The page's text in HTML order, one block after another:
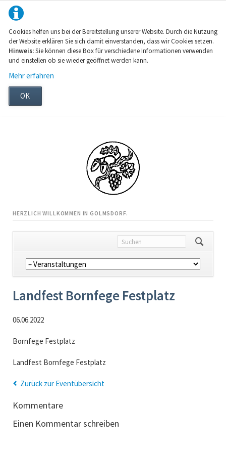
Cookies helfen uns bei der Bereitstellung unserer Website. Durch die Nutzung
der Website erklären Sie sich damit einverstanden, dass wir Cookies setzen.
Hinweis:Sie können diese Box für verschiedene Informationen verwenden
und einstellen ob sie wieder geöffnet werden kann.
Mehr erfahren
OK
HERZLICH WILLKOMMEN IN GOLMSDORF.
Navigation
überspringen
Landfest Bornfege Festplatz
06.06.2022
Bornfege Festplatz
Landfest Bornfege Festplatz
Zurück zur Eventübersicht
Kommentare
Einen Kommentar schreiben